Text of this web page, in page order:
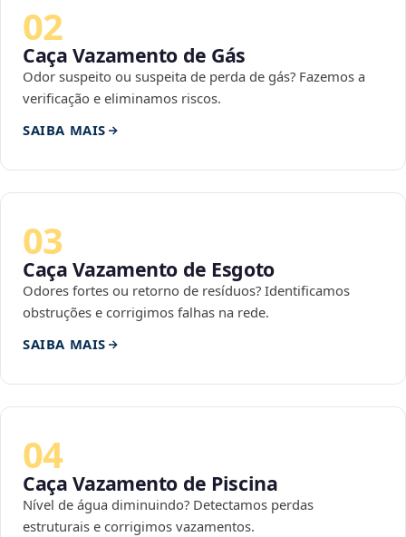
02
Caça Vazamento de Gás
Odor suspeito ou suspeita de perda de gás? Fazemos a
verificação e eliminamos riscos.
SAIBA MAIS
03
Caça Vazamento de Esgoto
Odores fortes ou retorno de resíduos? Identificamos
obstruções e corrigimos falhas na rede.
SAIBA MAIS
04
Caça Vazamento de Piscina
Nível de água diminuindo? Detectamos perdas
estruturais e corrigimos vazamentos.